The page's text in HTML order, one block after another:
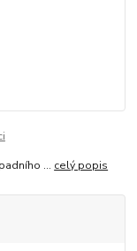
... celý popis